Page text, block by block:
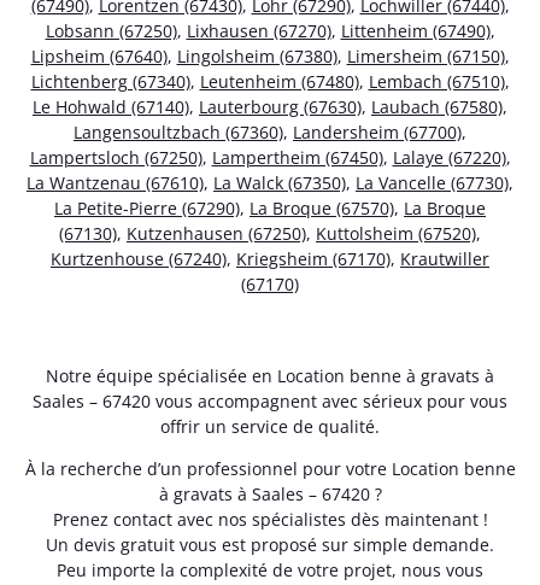
(67490), Lorentzen (67430), Lohr (67290), Lochwiller (67440),
Lobsann (67250), Lixhausen (67270), Littenheim (67490),
Lipsheim (67640), Lingolsheim (67380), Limersheim (67150),
Lichtenberg (67340), Leutenheim (67480), Lembach (67510),
Le Hohwald (67140), Lauterbourg (67630), Laubach (67580),
Langensoultzbach (67360), Landersheim (67700),
Lampertsloch (67250), Lampertheim (67450), Lalaye (67220),
La Wantzenau (67610), La Walck (67350), La Vancelle (67730),
La Petite-Pierre (67290), La Broque (67570), La Broque
(67130), Kutzenhausen (67250), Kuttolsheim (67520),
Kurtzenhouse (67240), Kriegsheim (67170), Krautwiller
(67170)
Notre équipe spécialisée en Location benne à gravats à
Saales – 67420 vous accompagnent avec sérieux pour vous
offrir un service de qualité.
À la recherche d’un professionnel pour votre Location benne
à gravats à Saales – 67420 ?
Prenez contact avec nos spécialistes dès maintenant !
Un devis gratuit vous est proposé sur simple demande.
Peu importe la complexité de votre projet, nous vous